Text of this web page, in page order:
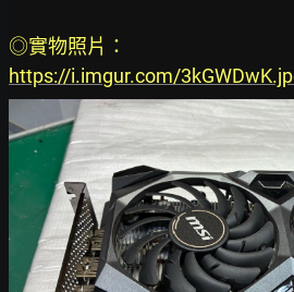
◎實物照片：
https://i.imgur.com/